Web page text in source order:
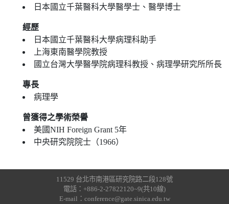
日本國立千葉醫科大學醫學士、醫學博士
經歷
日本國立千葉醫科大學病理科助手
上海東南醫學院教授
國立台灣大學醫學院病理科教授、病理學研究所所長
專長
病理學
曾獲得之學術榮譽
美國NIH Foreign Grant 5年
中央研究院院士（1966）
11529 台北市南港區研究院路二段128號
電話：+886-2-27822120~9(共10線)
E-mail：conference@gate.sinica.edu.tw